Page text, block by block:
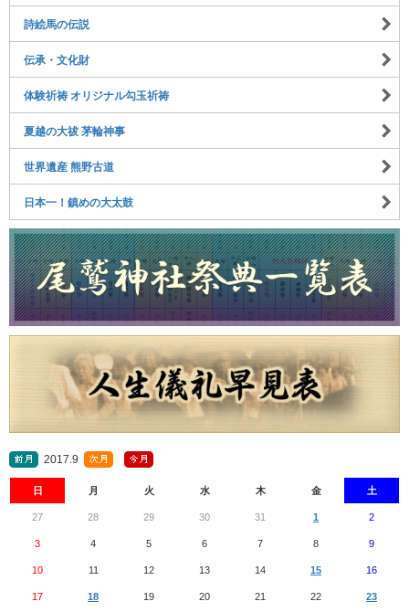
詩絵馬の伝説
伝承・文化財
体験祈祷 オリジナル勾玉祈祷
夏越の大祓 茅輪神事
世界遺産 熊野古道
日本一！鎮めの大太鼓
2017.9
日 月 火 水 木 金 土
27 28 29 30 31 1 2
3 4 5 6 7 8 9
10 11 12 13 14 15 16
17 18 19 20 21 22 23